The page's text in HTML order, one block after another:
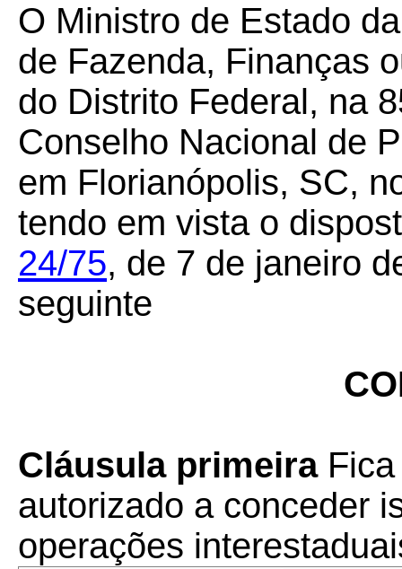
O Ministro de Estado
de Fazenda, Finanças
do Distrito Federal, na
Conselho Nacional de
em Florianópolis, SC,
tendo em vista o
24/75, de 7 de janeiro
seguinte
Cláusula primeiraFica
autorizado a conceder
operações